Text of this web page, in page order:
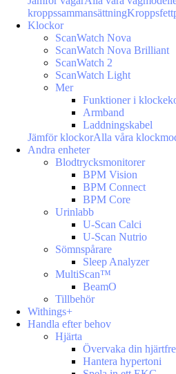
kroppssammansättning
Klockor
ScanWatch Nova
ScanWatch Nova Brilliant
ScanWatch 2
ScanWatch Light
Mer
Funktioner i
Armband
Laddningskabel
Jämför klockorAlla våra
Andra enheter
Blodtrycksmonitorer
BPM Vision
BPM Connect
BPM Core
Urinlabb
U-Scan Calci
U-Scan Nutrio
Sömnspårare
Sleep Analyzer
MultiScan™
BeamO
Tillbehör
Withings+
Handla efter behov
Hjärta
Övervaka din
Hantera hypertoni